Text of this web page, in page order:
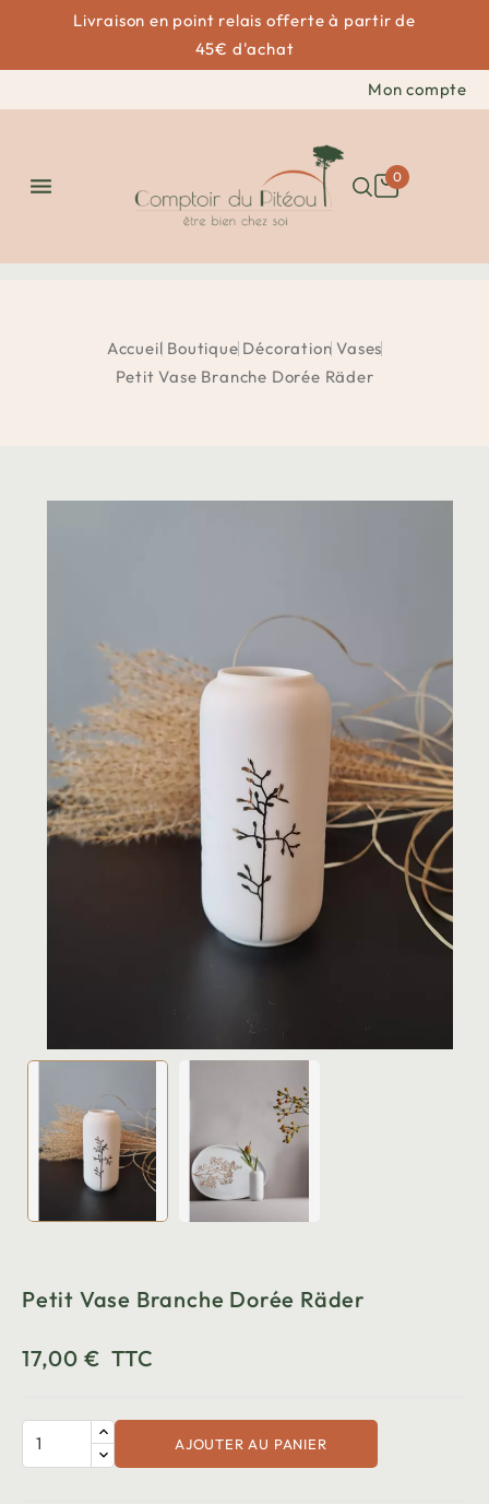
Livraison en point relais offerte à partir de
45€ d'achat
Mon compte
 0
Accueil Boutique Décoration Vases
Petit Vase Branche Dorée Räder
Petit Vase Branche Dorée Räder
17,00 € TTC
AJOUTER AU PANIER